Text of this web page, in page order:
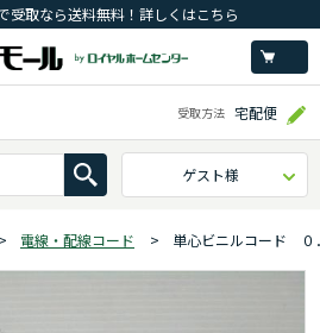
受取なら送料無料！詳しくはこちら
受取方法 宅配便
ゲスト様
> 電線・配線コード > 単心ビニルコード